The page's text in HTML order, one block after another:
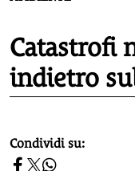
Catastrofi
indietro
homepage h2
Condividi su: